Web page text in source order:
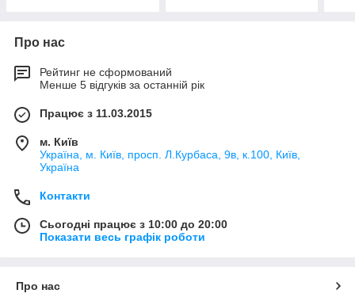
Про нас
Рейтинг не сформований
Менше 5 відгуків за останній рік
Працює з 11.03.2015
м. Київ
Україна, м. Київ, просп. Л.Курбаса, 9в, к.100, Київ,
Україна
Контакти
Сьогодні працює з 10:00 до 20:00
Показати весь графік роботи
Про нас